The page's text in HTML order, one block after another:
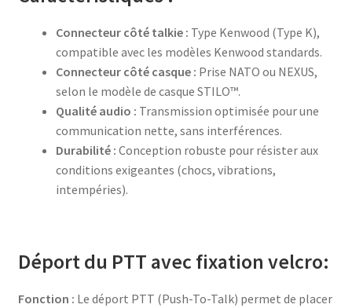
Connecteur côté talkie : Type Kenwood (Type K),
compatible avec les modèles Kenwood standards.
Connecteur côté casque : Prise NATO ou NEXUS,
selon le modèle de casque STILO™.
Qualité audio : Transmission optimisée pour une
communication nette, sans interférences.
Durabilité : Conception robuste pour résister aux
conditions exigeantes (chocs, vibrations,
intempéries).
Déport du PTT avec fixation velcro:
Fonction : Le déport PTT (Push-To-Talk) permet de placer